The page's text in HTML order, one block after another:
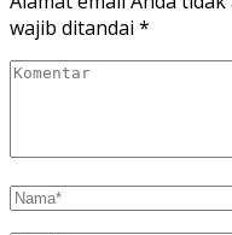
wajib ditandai *